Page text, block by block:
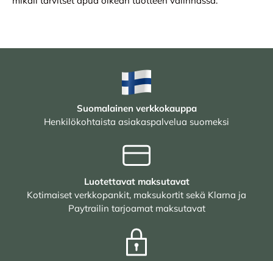
Suomalainen verkkokauppa
Henkilökohtaista asiakaspalvelua suomeksi
Luotettavat maksutavat
Kotimaiset verkkopankit, maksukortit sekä Klarna ja
Paytrailin tarjoamat maksutavat